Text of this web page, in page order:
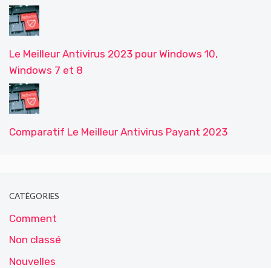
Le Meilleur Antivirus 2023 pour Windows 10,
Windows 7 et 8
Comparatif Le Meilleur Antivirus Payant 2023
CATÉGORIES
Comment
Non classé
Nouvelles